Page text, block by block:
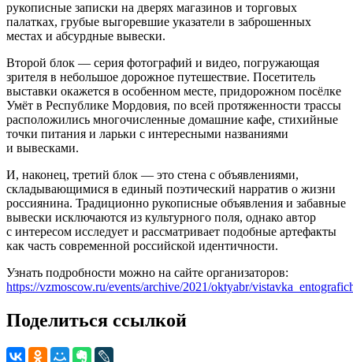
рукописные записки на дверях магазинов и торговых
палатках, грубые выгоревшие указатели в заброшенных
местах и абсурдные вывески.
Второй блок — серия фотографий и видео, погружающая
зрителя в небольшое дорожное путешествие. Посетитель
выставки окажется в особенном месте, придорожном посёлке
Умёт в Республике Мордовия, по всей протяженности трассы
расположились многочисленные домашние кафе, стихийные
точки питания и ларьки с интересными названиями
и вывесками.
И, наконец, третий блок — это стена с объявлениями,
складывающимися в единый поэтический нарратив о жизни
россиянина. Традиционно рукописные объявления и забавные
вывески исключаются из культурного поля, однако автор
с интересом исследует и рассматривает подобные артефакты
как часть современной российской идентичности.
Узнать подробности можно на сайте организаторов:
https://vzmoscow.ru/events/archive/2021/oktyabr/
Поделиться ссылкой